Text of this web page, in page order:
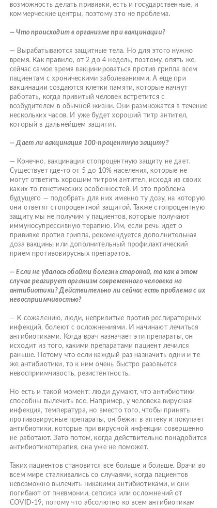
возможность делать прививки, есть и государственные, и
коммерческие центры, поэтому это не проблема.
— Что происходит в организме при вакцинации?
— Вырабатываются защитные тела. Но для этого нужно
время. Как правило, от 2 до 4 недель, поэтому, опять же,
сейчас самое время вакцинироваться против гриппа всем
пациентам с хроническими заболеваниями. А еще при
вакцинации создаются клетки памяти, которые начнут
работать, когда привитый человек встретится с
возбудителем в обычной жизни. Они размножатся в течение
нескольких часов. И уже будет хороший титр антител,
который в дальнейшем защитит.
— Дает ли вакцинация 100-процентную защиту?
— Конечно, вакцинация стопроцентную защиту не дает.
Существует где-то от 5 до 10% населения, которые не
могут ответить хорошим титром антител, исходя из своих
каких-то генетических особенностей. И это проблема
будущего — подобрать для них именно ту дозу, на которую
они ответят стопроцентной защитой. Также стопроцентную
защиту мы не получим у пациентов, которые получают
иммуносупрессивную терапию. Им, если речь идет о
прививке против гриппа, рекомендуется дополнительная
доза вакцины или дополнительный профилактический
прием противовирусных препаратов.
— Если не удалось обойти болезнь стороной, то как в этом
случае реагирует организм современного человека на
антибиотики? Действительно ли сейчас есть проблема с их
невосприимчивостью?
— К сожалению, люди, непривитые против респираторных
инфекций, болеют с осложнениями. И начинают лечиться
антибиотиками. Когда врач назначает эти препараты, он
исходит из того, какими препаратами пациент лечился
раньше. Потому что если каждый раз назначить одни и те
же антибиотики, то к ним очень быстро разовьется
невосприимчивость, резистентность.
Но есть и такой момент: люди думают, что антибиотики
способны вылечить все. Например, у человека вирусная
инфекция, температура, но вместо того, чтобы принять
противовирусные препараты, он бежит в аптеку и покупает
антибиотики, которые при вирусной инфекции совершенно
не работают. Зато потом, когда действительно понадобится
антибиотикотерапия, она уже не поможет.
Таких пациентов становится все больше и больше. Врачи во
всем мире сталкивались со случаями, когда пациентов
невозможно вылечить никакими антибиотиками, и они
погибают от пневмонии, сепсиса или осложнений от
COVID-19, потому что абсолютно ко всем антибиотикам